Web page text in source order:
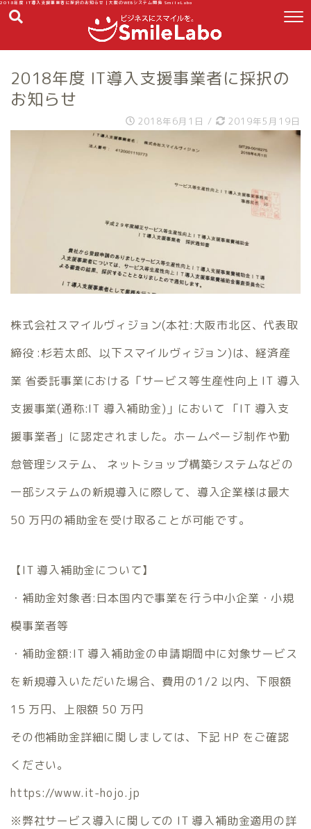
2018年度 IT導入支援事業者に採択のお知らせ｜大阪のWEBシステム開発 SmileLabo
2018年度 IT導入支援事業者に採択の
お知らせ
2018年6月1日 / 2019年5月19日
株式会社スマイルヴィジョン(本社:大阪市北区、代表取
締役 :杉若太郎、以下スマイルヴィジョン)は、経済産
業 省委託事業における「サービス等生産性向上 IT 導入
支援事業(通称:IT 導入補助金)」において 「IT 導入支
援事業者」に認定されました。ホームページ制作や勤
怠管理システム、 ネットショップ構築システムなどの
一部システムの新規導入に際して、導入企業様は最大
50 万円の補助金を受け取ることが可能です。
【IT 導入補助金について】
・補助金対象者:日本国内で事業を行う中小企業・小規
模事業者等
・補助金額:IT 導入補助金の申請期間中に対象サービス
を新規導入いただいた場合、費用の1/2 以内、下限額
15 万円、上限額 50 万円
その他補助金詳細に関しましては、下記 HP をご確認
ください。
https://www.it-hojo.jp
※弊社サービス導入に関しての IT 導入補助金適用の詳